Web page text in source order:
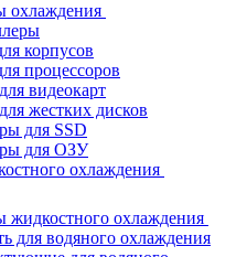
охлаждения
корпусов
процессоров
видеокарт
жестких дисков
для SSD
для ОЗУ
охлаждения
жидкостного охлаждения
для водяного охлаждения